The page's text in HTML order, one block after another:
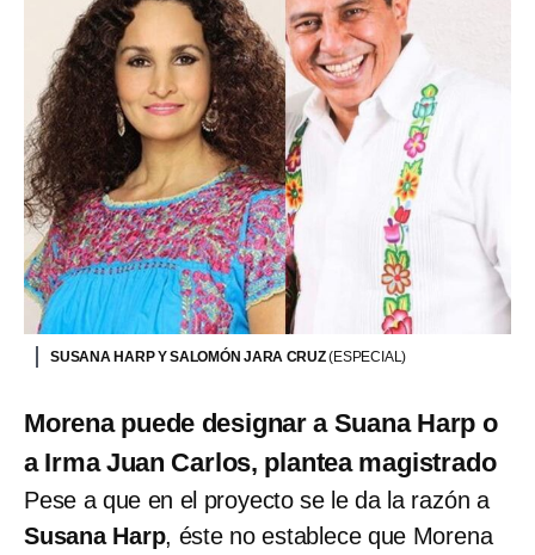
SUSANA HARP Y SALOMÓN JARA CRUZ(ESPECIAL)
Morena puede designar a Suana Harp o
a Irma Juan Carlos, plantea magistrado
Pese a que en el proyecto se le da la razón a
Susana Harp, éste no establece que Morena